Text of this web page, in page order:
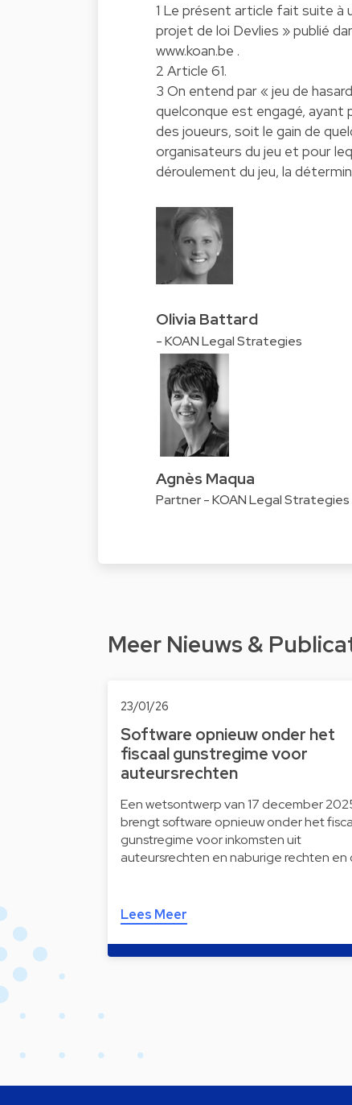
1 Le présent article fait suite à
projet de loi Devlies » publié
www.koan.be .
2 Article 61.
3 On entend par « jeu de
quelconque est engagé, ayant
des joueurs, soit le gain de
organisateurs du jeu et pour
déroulement du jeu, la
Olivia Battard
- KOAN Legal Strategies
Agnès Maqua
Partner - KOAN Legal Strategies
Meer Nieuws &
23/01/26
Software opnieuw onder het
fiscaal gunstregime voor
auteursrechten
Een wetsontwerp van 17 december
brengt software opnieuw onder het
gunstregime voor inkomsten uit
auteursrechten en naburige rechten en
Lees Meer